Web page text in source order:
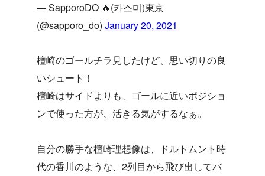
— SapporoDO 🔥(카스미)東京
(@sapporo_do) January 20, 2021
檀崎のゴールチラ見したけど、思い切りの良
いシュート！
檀崎はサイドよりも、ゴールに近いポジショ
ンで使った方が、活きる気がするなぁ。
自分の勝手な檀崎理想像は、ドルトムント時
代の香川のような、2列目から飛び出してバ